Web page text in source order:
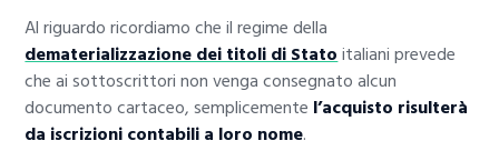
Al riguardo ricordiamo che il regime della
dematerializzazione dei titoli di Statoitaliani prevede
che ai sottoscrittori non venga consegnato alcun
documento cartaceo, semplicemente l’acquisto risulterà
da iscrizioni contabili a loro nome.